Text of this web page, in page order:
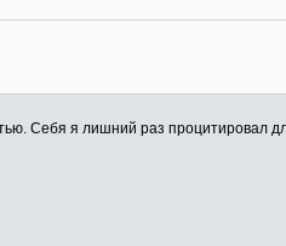
Себя я лишний раз процитировал